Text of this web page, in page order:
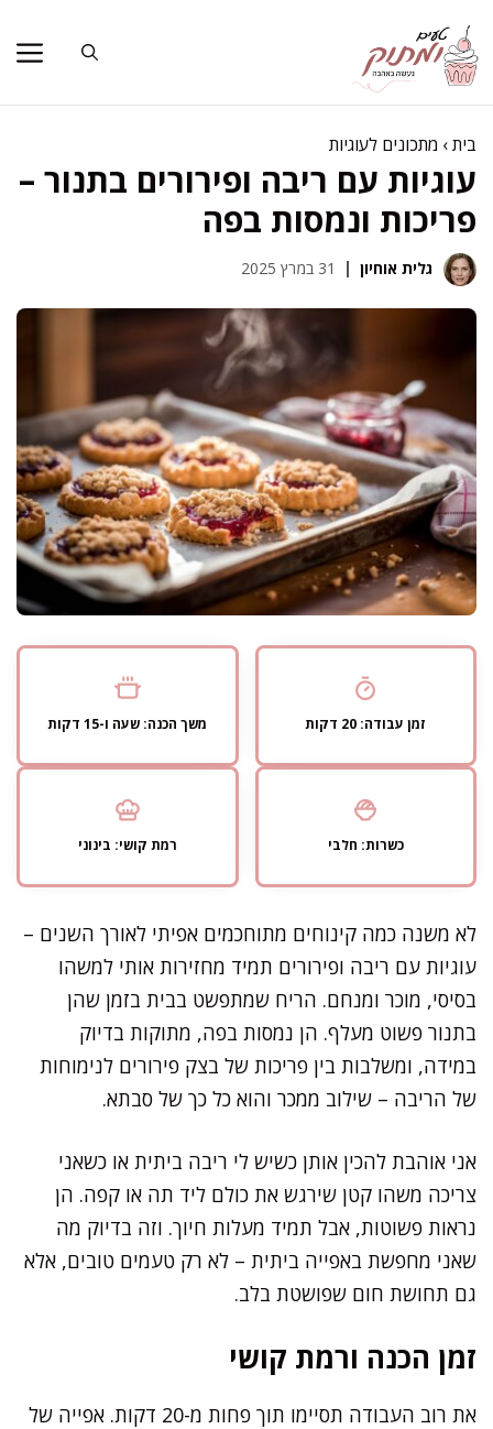
לתוכן
בית› מתכונים לעוגיות
עוגיות עם ריבה ופירורים בתנור –
פריכות ונמסות בפה
גלית אוחיון 31 במרץ 2025
זמן עבודה: 20 דקות משך הכנה: שעה ו-15 דקות
כשרות: חלבי רמת קושי: בינוני
לא משנה כמה קינוחים מתוחכמים אפיתי לאורך השנים –
עוגיות עם ריבה ופירורים תמיד מחזירות אותי למשהו
בסיסי, מוכר ומנחם. הריח שמתפשט בבית בזמן שהן
בתנור פשוט מעלף. הן נמסות בפה, מתוקות בדיוק
במידה, ומשלבות בין פריכות של בצק פירורים לנימוחות
של הריבה – שילוב ממכר והוא כל כך של סבתא.
אני אוהבת להכין אותן כשיש לי ריבה ביתית או כשאני
צריכה משהו קטן שירגש את כולם ליד תה או קפה. הן
נראות פשוטות, אבל תמיד מעלות חיוך. וזה בדיוק מה
שאני מחפשת באפייה ביתית – לא רק טעמים טובים, אלא
גם תחושת חום שפושטת בלב.
זמן הכנה ורמת קושי
את רוב העבודה תסיימו תוך פחות מ-20 דקות. אפייה של